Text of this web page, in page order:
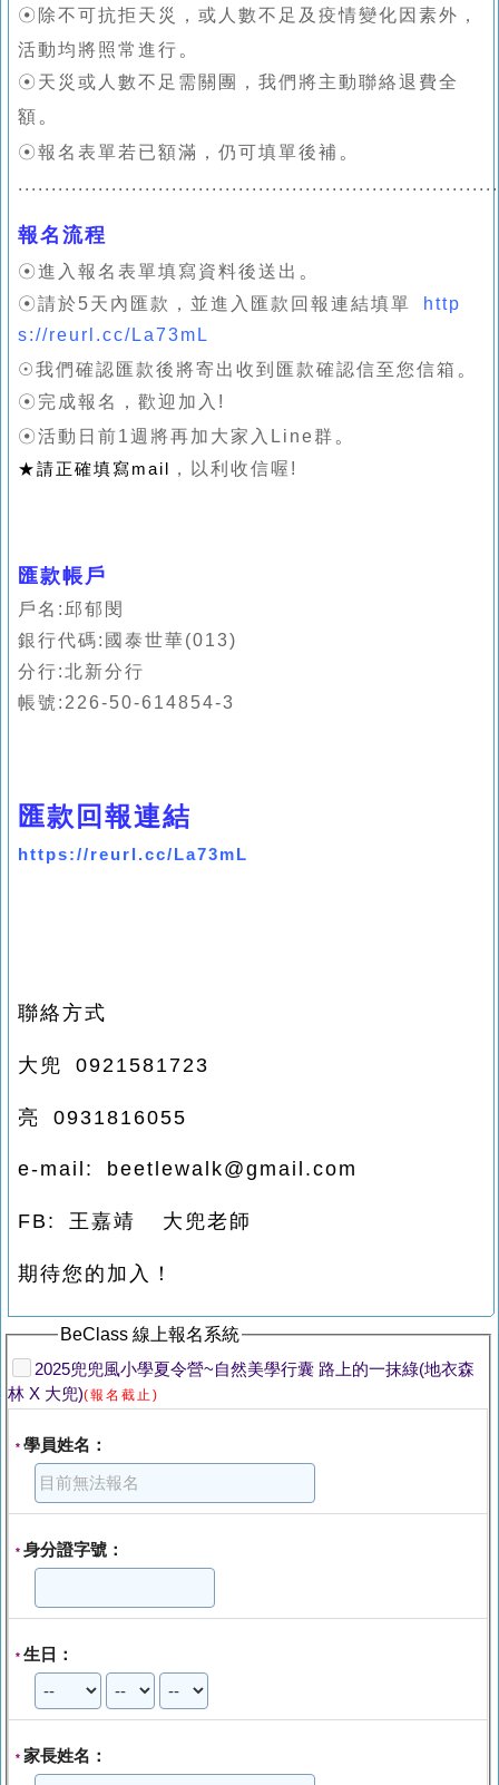
☉ 除不可抗拒天災 ， 或人數不足及疫情變化因素外 ，
活動均將照常進行 。
☉天災或 人數不足 需關團
，我們將主動聯絡退費全
額 。
☉報名表單若已額滿 ，仍可填單後補 。
報名流程
☉進入報名表單填寫資料後送出 。
☉請於5天內匯款 ， 並進入 匯款回報連結填單
http
s://reurl.cc/La73mL
☉我們 確認匯款後將寄出收到匯款確認信至您信箱 。
☉完成報名 ， 歡迎加入!
☉活動日前1週將再加大家入Line群 。
★請正確填寫mail ，以利收信喔!
匯款帳戶
戶名:邱郁閔
銀行代碼:國泰世華(013)
分行:北新分行
帳號:226-50-614854-3
匯款回報連結
https://reurl.cc/La73mL
聯絡方式
大兜 0921581723
亮 0931816055
e-mail: beetlewalk@gmail.com
FB: 王嘉靖 大兜老師
期待您的加入！
BeClass 線上報名系統
2025兜兜風小學夏令營~自然美學行囊 路上的一抹綠(地衣森
林 X 大兜)(報名截止)
* 學員姓名：
* 身分證字號：
* 生日：
* 家長姓名：